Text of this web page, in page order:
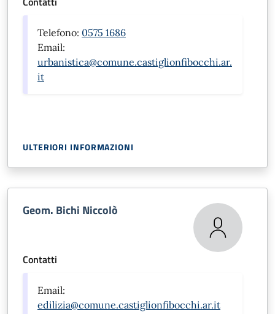
Telefono: 0575 1686
Email:
urbanistica@comune.castiglionfibocchi.ar.
it
ULTERIORI INFORMAZIONI
Geom. Bichi Niccolò
Contatti
Email:
edilizia@comune.castiglionfibocchi.ar.it